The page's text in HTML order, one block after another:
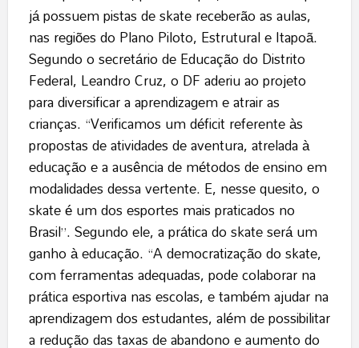
já possuem pistas de skate receberão as aulas,
nas regiões do Plano Piloto, Estrutural e Itapoã.
Segundo o secretário de Educação do Distrito
Federal, Leandro Cruz, o DF aderiu ao projeto
para diversificar a aprendizagem e atrair as
crianças. “Verificamos um déficit referente às
propostas de atividades de aventura, atrelada à
educação e a ausência de métodos de ensino em
modalidades dessa vertente. E, nesse quesito, o
skate é um dos esportes mais praticados no
Brasil”. Segundo ele, a prática do skate será um
ganho à educação. “A democratização do skate,
com ferramentas adequadas, pode colaborar na
prática esportiva nas escolas, e também ajudar na
aprendizagem dos estudantes, além de possibilitar
a redução das taxas de abandono e aumento do